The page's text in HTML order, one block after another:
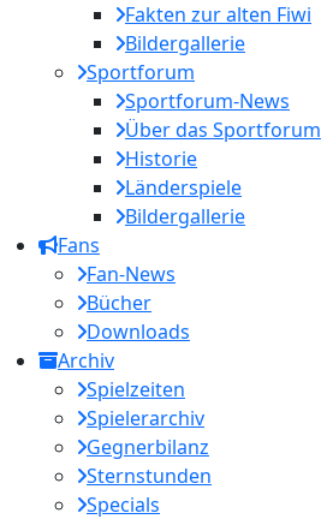
Fakten zur alten Fiwi
Bildergallerie
Sportforum
Sportforum-News
Über das Sportforum
Historie
Länderspiele
Bildergallerie
Fans
Fan-News
Bücher
Downloads
Archiv
Spielzeiten
Spielerarchiv
Gegnerbilanz
Sternstunden
Specials